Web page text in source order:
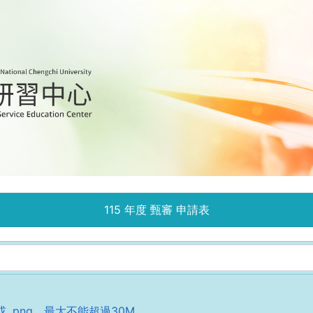
115 年度甄審 申請表